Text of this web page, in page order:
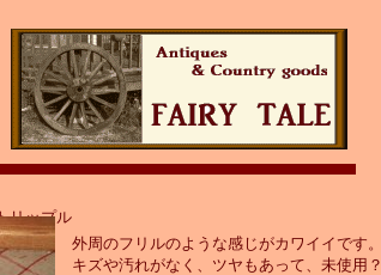
外周のフリルのような感じがカワイイです。
キズや汚れがなく、ツヤもあって、未使用？
リップル